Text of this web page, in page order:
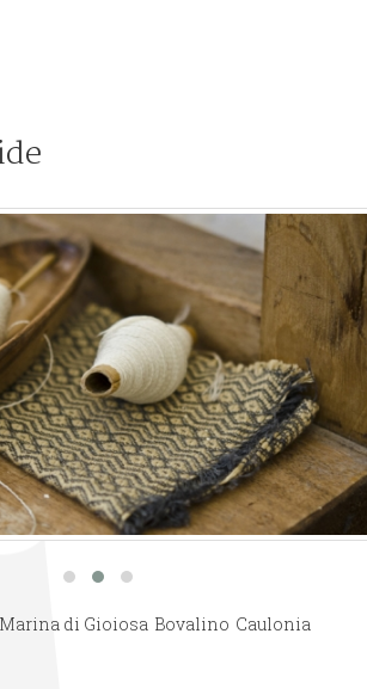
Marina di Gioiosa Bovalino Caulonia